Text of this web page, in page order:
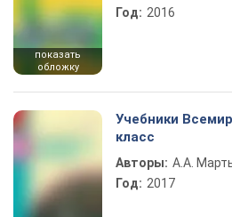
показать
обложку
Год: 2016
Учебники
класс
Авторы: А.А.
Год: 2017